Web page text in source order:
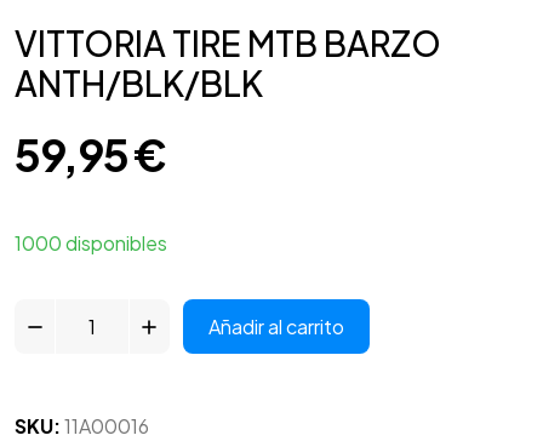
VITTORIA TIRE MTB BARZO
ANTH/BLK/BLK
59,95€
1000 disponibles
Añadir al carrito
SKU:11A00016